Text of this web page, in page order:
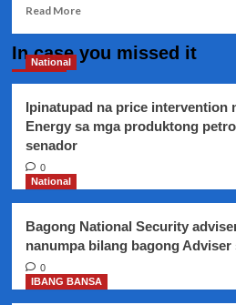
Read MoreRead
Paggamit
paputok
sa
In case you missed it
National
Ipinatupad na price intervention
Energy sa mga produktong
senador
0
National
Bagong National Security
nanumpa bilang bagong
0
IBANG BANSA